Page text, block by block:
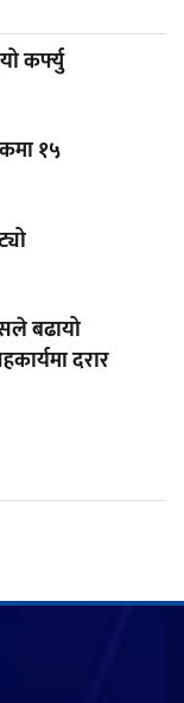
कर्फ्यु
१५
बढायो
दरार